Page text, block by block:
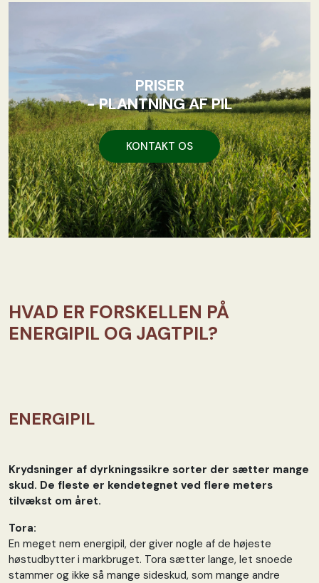
PRISER
- PLANTNING AF PIL
KONTAKT OS
HVAD ER FORSKELLEN PÅ
ENERGIPIL OG JAGTPIL?
ENERGIPIL
Krydsninger af dyrkningssikre sorter der sætter mange
skud. De fleste er kendetegnet ved flere meters
tilvækst om året.
Tora:
En meget nem energipil, der giver nogle af de højeste
høstudbytter i markbruget. Tora sætter lange, let snoede
stammer og ikke så mange sideskud, som mange andre